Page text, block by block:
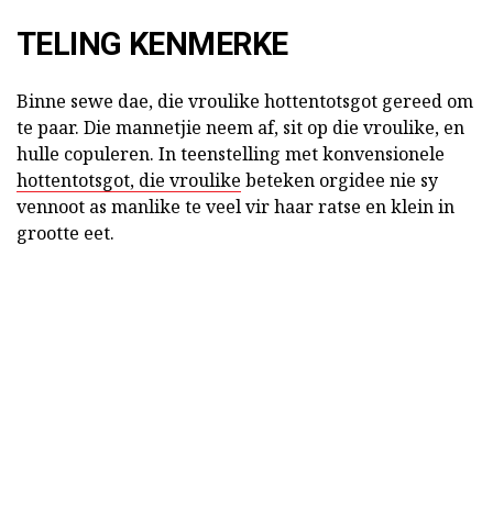
TELING KENMERKE
Binne sewe dae, die vroulike hottentotsgot gereed om
te paar. Die mannetjie neem af, sit op die vroulike, en
hulle copuleren. In teenstelling met konvensionele
hottentotsgot, die vroulike beteken orgidee nie sy
vennoot as manlike te veel vir haar ratse en klein in
grootte eet.